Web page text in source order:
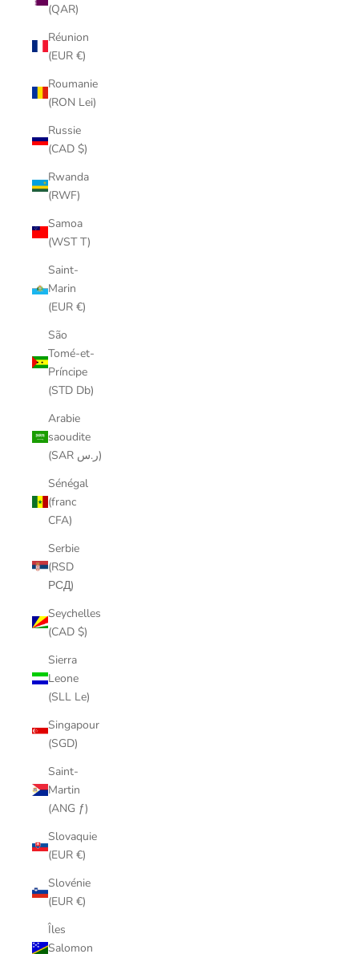
(QAR)
Réunion
(EUR €)
Roumanie
(RON Lei)
Russie
(CAD $)
Rwanda
(RWF)
Samoa
(WST T)
Saint-
Marin
(EUR €)
São
Tomé-et-
Príncipe
(STD Db)
Arabie
saoudite
(SAR ر.س)
Sénégal
(franc
CFA)
Serbie
(RSD
РСД)
Seychelles
(CAD $)
Sierra
Leone
(SLL Le)
Singapour
(SGD)
Saint-
Martin
(ANG ƒ)
Slovaquie
(EUR €)
Slovénie
(EUR €)
Îles
Salomon